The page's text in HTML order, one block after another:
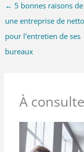
← 5 bonnes raisons
une entreprise de
pour l'entretien de ses
bureaux
À